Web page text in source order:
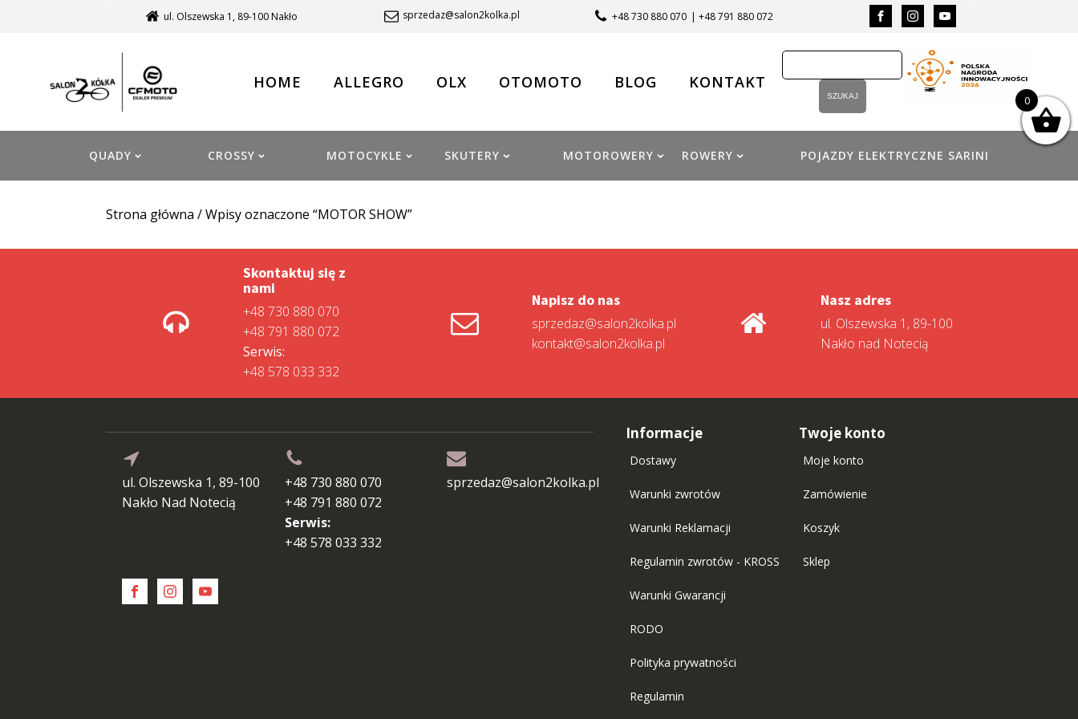
ul. Olszewska 1, 89-100 Nakło sprzedaz@salon2kolka.pl +48 730 880 070 | +48 791 880 072
HOME ALLEGRO OLX OTOMOTO BLOG KONTAKT
QUADY CROSSY MOTOCYKLE SKUTERY MOTOROWERY ROWERY POJAZDY ELEKTRYCZNE SARINI
Strona główna / Wpisy oznaczone “MOTOR SHOW”
Skontaktuj się z
nami
+48 730 880 070
+48 791 880 072
Serwis:
+48 578 033 332
Napisz do nas
sprzedaz@salon2kolka.pl
kontakt@salon2kolka.pl
Nasz adres
ul. Olszewska 1, 89-100
Nakło nad Notecią
ul. Olszewska 1, 89-100
Nakło Nad Notecią
+48 730 880 070
+48 791 880 072
Serwis:
+48 578 033 332
sprzedaz@salon2kolka.pl
Informacje
Dostawy
Warunki zwrotów
Warunki Reklamacji
Regulamin zwrotów - KROSS
Warunki Gwarancji
RODO
Polityka prywatności
Regulamin
Twoje konto
Moje konto
Zamówienie
Koszyk
Sklep
0